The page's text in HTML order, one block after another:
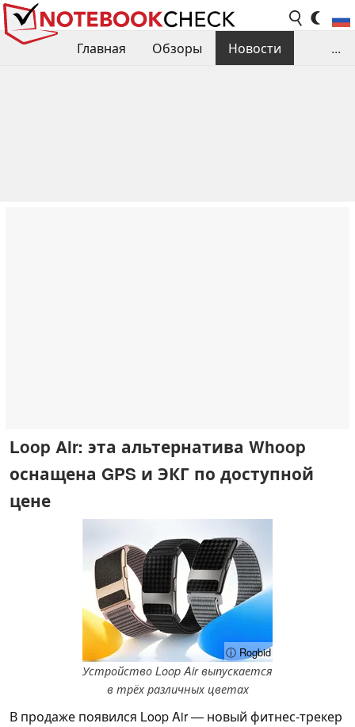
Главная Обзоры
Новости
...
Loop Air: эта альтернатива Whoop
оснащена GPS и ЭКГ по доступной
цене
ⓘ Rogbid
Устройство Loop Air выпускается
в трёх различных цветах
В продаже появился Loop Air — новый фитнес-трекер